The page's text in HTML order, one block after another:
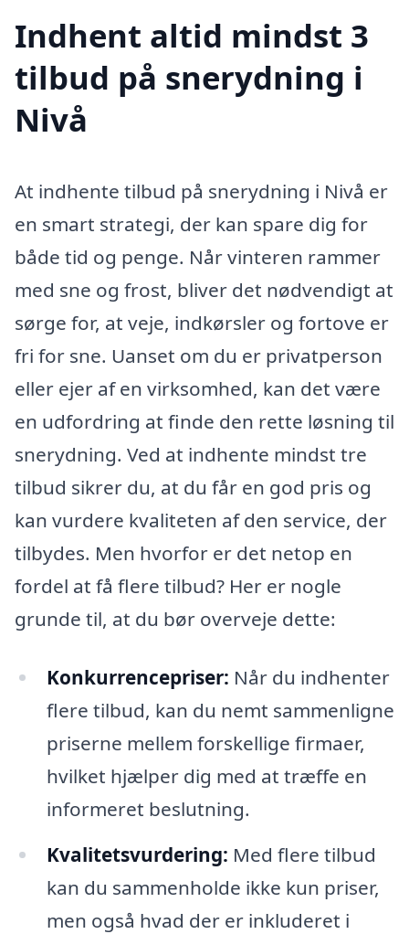
Indhent altid mindst 3
tilbud på snerydning i
Nivå
At indhente tilbud på snerydning i Nivå er
en smart strategi, der kan spare dig for
både tid og penge. Når vinteren rammer
med sne og frost, bliver det nødvendigt at
sørge for, at veje, indkørsler og fortove er
fri for sne. Uanset om du er privatperson
eller ejer af en virksomhed, kan det være
en udfordring at finde den rette løsning til
snerydning. Ved at indhente mindst tre
tilbud sikrer du, at du får en god pris og
kan vurdere kvaliteten af den service, der
tilbydes. Men hvorfor er det netop en
fordel at få flere tilbud? Her er nogle
grunde til, at du bør overveje dette:
Konkurrencepriser: Når du indhenter
flere tilbud, kan du nemt sammenligne
priserne mellem forskellige firmaer,
hvilket hjælper dig med at træffe en
informeret beslutning.
Kvalitetsvurdering: Med flere tilbud
kan du sammenholde ikke kun priser,
men også hvad der er inkluderet i